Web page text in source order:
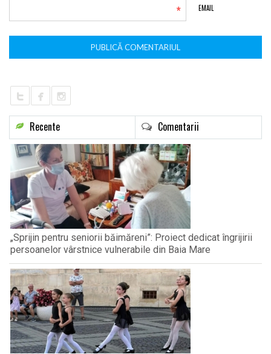
EMAIL
*
Recente Comentarii
„Sprijin pentru seniorii băimăreni”: Proiect dedicat îngrijirii
persoanelor vârstnice vulnerabile din Baia Mare